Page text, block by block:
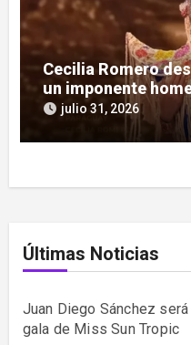
Cecilia Romero
un imponente
guaraní
julio 31, 2026
Últimas Noticias
Juan Diego Sánchez
gala de Miss Sun Tropic